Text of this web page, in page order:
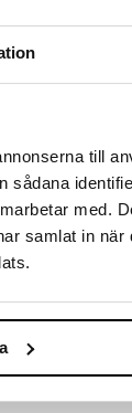
till
med.
samlat in
hår som
med
Paris,